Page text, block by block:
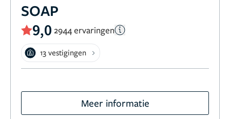
SOAP
9,0 2944 ervaringen
13 vestigingen
Meer informatie